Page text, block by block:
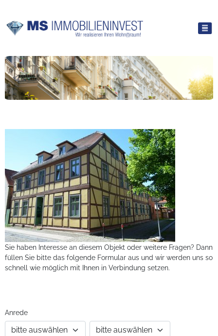
Sie haben Interesse an diesem Objekt oder weitere Fragen? Dann
füllen Sie bitte das folgende Formular aus und wir werden uns so
schnell wie möglich mit Ihnen in Verbindung setzen.
Anrede